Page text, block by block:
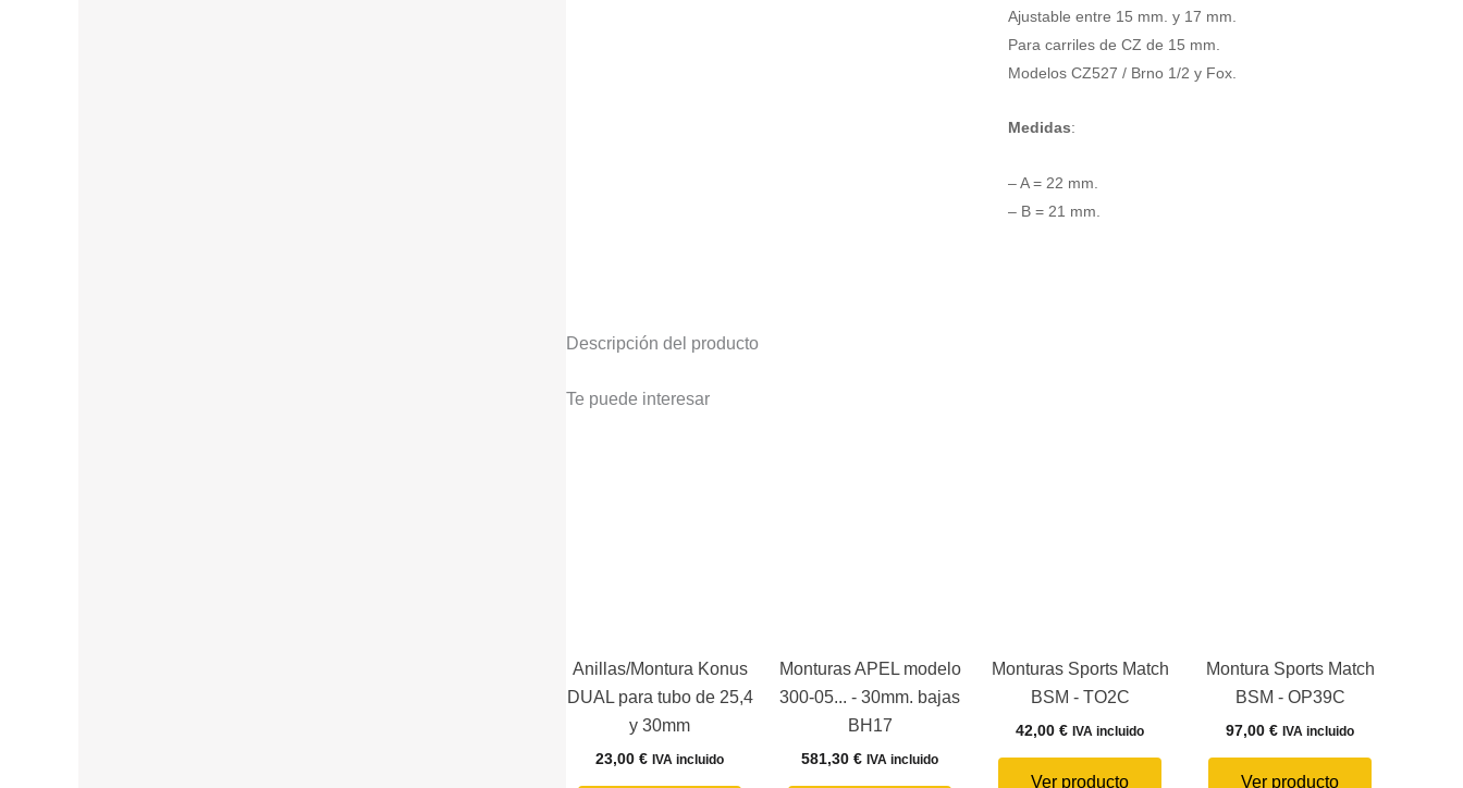
Ajustable entre 15 mm. y 17 mm.
Para carriles de CZ de 15 mm.
Modelos CZ527 / Brno 1/2 y Fox.
Medidas:
– A = 22 mm.
– B = 21 mm.
Descripción del producto
Te puede interesar
Anillas/Montura Konus
DUAL para tubo de 25,4
y 30mm
23,00€ IVA incluido
Monturas APEL modelo
300-05... - 30mm. bajas
BH17
581,30€ IVA incluido
Monturas Sports Match
BSM - TO2C
42,00€ IVA incluido
Ver producto
Montura Sports Match
BSM - OP39C
97,00€ IVA incluido
Ver producto